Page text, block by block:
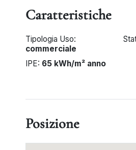
Caratteristiche
Tipologia Uso:
commerciale
IPE: 65 kWh/m² anno
Posizione